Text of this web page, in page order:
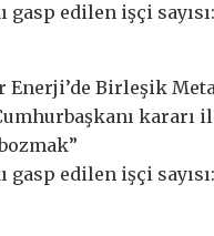
gasp edilen işçi
Enerji’de Birleşik
kararı
gasp edilen işçi